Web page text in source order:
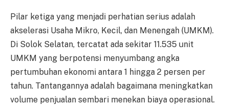
Pilar ketiga yang menjadi perhatian serius adalah
akselerasi Usaha Mikro, Kecil, dan Menengah (UMKM).
Di Solok Selatan, tercatat ada sekitar 11.535 unit
UMKM yang berpotensi menyumbang angka
pertumbuhan ekonomi antara 1 hingga 2 persen per
tahun. Tantangannya adalah bagaimana meningkatkan
volume penjualan sembari menekan biaya operasional.